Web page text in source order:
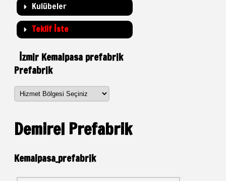
Kulübeler
Teklif İste
İzmir Kemalpasa prefabrik
Prefabrik
Demirel Prefabrik
Kemalpasa_prefabrik